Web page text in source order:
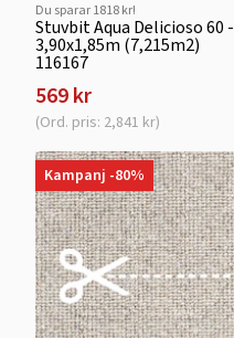
Du sparar 1818 kr!
Stuvbit Aqua Delicioso 60 -
3,90x1,85m (7,215m2)
116167
569 kr
(Ord. pris: 2,841 kr)
Kampanj -80%